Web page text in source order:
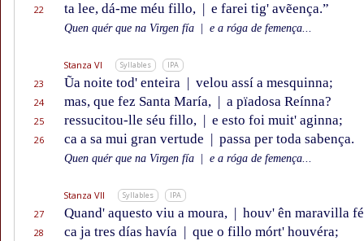
22 ta lee, dá-me méu fillo, | e farei tig' avẽença.”
Quen quér que na Virgen fía e a róga de femença...
Stanza VI Syllables IPA
23 Ũa noite tod' enteira | velou assí a mesquinna;
24 mas, que fez Santa María, | a pïadosa Reínna?
25 ressucitou-lle séu fillo, | e esto foi muit' aginna;
26 ca a sa mui gran vertude | passa per toda sabença.
Quen quér que na Virgen fía e a róga de femença...
Stanza VII Syllables IPA
27 Quand' aquesto viu a moura, | houv' ên maravilla
28 ca ja tres días havía | que o fillo mórt' houvéra;